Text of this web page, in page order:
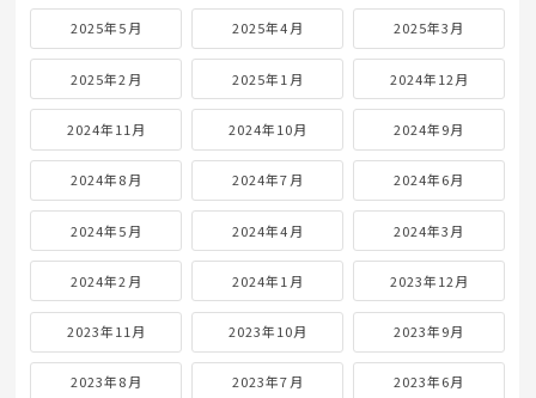
2025年5月 2025年4月 2025年3月
2025年2月 2025年1月 2024年12月
2024年11月 2024年10月 2024年9月
2024年8月 2024年7月 2024年6月
2024年5月 2024年4月 2024年3月
2024年2月 2024年1月 2023年12月
2023年11月 2023年10月 2023年9月
2023年8月 2023年7月 2023年6月